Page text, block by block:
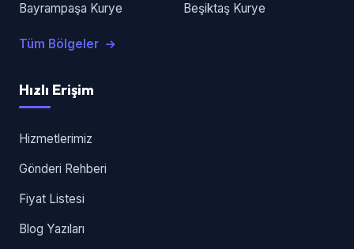
Bayrampaşa Kurye
Beşiktaş Kurye
Tüm Bölgeler
Hızlı Erişim
Hizmetlerimiz
Gönderi Rehberi
Fiyat Listesi
Blog Yazıları